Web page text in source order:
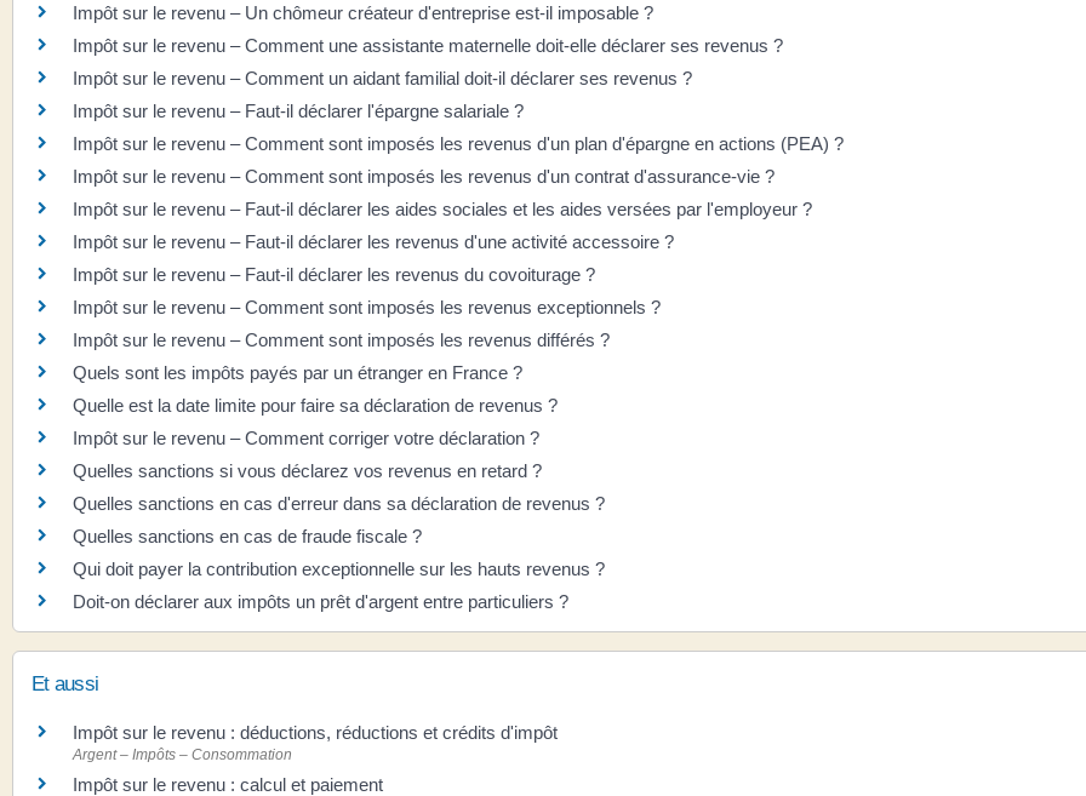
Impôt sur le revenu – Un chômeur créateur d'entreprise est-il imposable ?
Impôt sur le revenu – Comment une assistante maternelle doit-elle déclarer ses revenus ?
Impôt sur le revenu – Comment un aidant familial doit-il déclarer ses revenus ?
Impôt sur le revenu – Faut-il déclarer l'épargne salariale ?
Impôt sur le revenu – Comment sont imposés les revenus d'un plan d'épargne en actions (PEA) ?
Impôt sur le revenu – Comment sont imposés les revenus d'un contrat d'assurance-vie ?
Impôt sur le revenu – Faut-il déclarer les aides sociales et les aides versées par l'employeur ?
Impôt sur le revenu – Faut-il déclarer les revenus d'une activité accessoire ?
Impôt sur le revenu – Faut-il déclarer les revenus du covoiturage ?
Impôt sur le revenu – Comment sont imposés les revenus exceptionnels ?
Impôt sur le revenu – Comment sont imposés les revenus différés ?
Quels sont les impôts payés par un étranger en France ?
Quelle est la date limite pour faire sa déclaration de revenus ?
Impôt sur le revenu – Comment corriger votre déclaration ?
Quelles sanctions si vous déclarez vos revenus en retard ?
Quelles sanctions en cas d'erreur dans sa déclaration de revenus ?
Quelles sanctions en cas de fraude fiscale ?
Qui doit payer la contribution exceptionnelle sur les hauts revenus ?
Doit-on déclarer aux impôts un prêt d'argent entre particuliers ?
Et aussi
Impôt sur le revenu : déductions, réductions et crédits d'impôt
Argent – Impôts – Consommation
Impôt sur le revenu : calcul et paiement